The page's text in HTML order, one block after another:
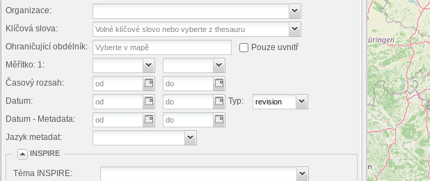
Organizace:
Klíčová slova:
Ohraničující obdélník:
Pouze uvnitř
Měřítko: 1:
Časový rozsah:
Datum:
Datum - Metadata:
Typ:
Jazyk metadat:
INSPIRE
Téma INSPIRE: